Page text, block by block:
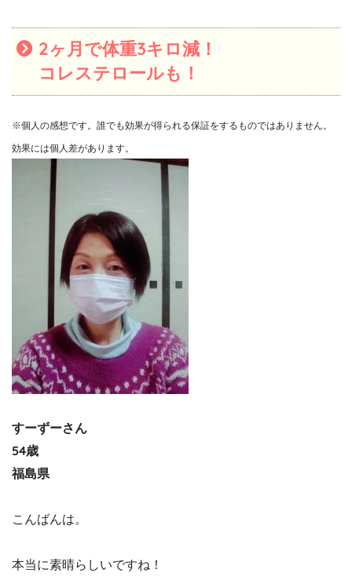
2ヶ月で体重3キロ減！
コレステロールも！
※個人の感想です。誰でも効果が得られる保証をするものではありません。
効果には個人差があります。
すーずーさん
54歳
福島県
こんばんは。
本当に素晴らしいですね！